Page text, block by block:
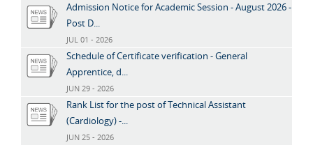
Admission Notice for Academic Session - August 2026 -
Post D...
JUL 01 - 2026
Schedule of Certificate verification - General
Apprentice, d...
JUN 29 - 2026
Rank List for the post of Technical Assistant
(Cardiology) -...
JUN 25 - 2026